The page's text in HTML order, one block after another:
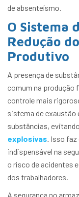
de absenteísmo.
O Sistema
Redução
Produtivo
A presença de
comum na produção
controle mais
sistema de exaustão
substâncias,
explosivas . Isso
indispensável na
o risco de acidentes
dos trabalhadores.
A segurança no